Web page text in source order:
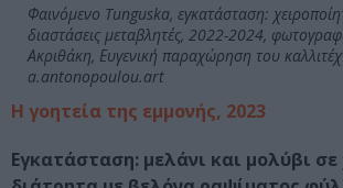
Φαινόμενο Tunguska, εγκατάσταση:
διαστάσεις μεταβλητές, 2022-2024,
Ακριθάκη, Ευγενική παραχώρηση του
a.antonopoulou.art
Η γοητεία της εμμονής, 2023
Εγκατάσταση: μελάνι και μολύβι σε